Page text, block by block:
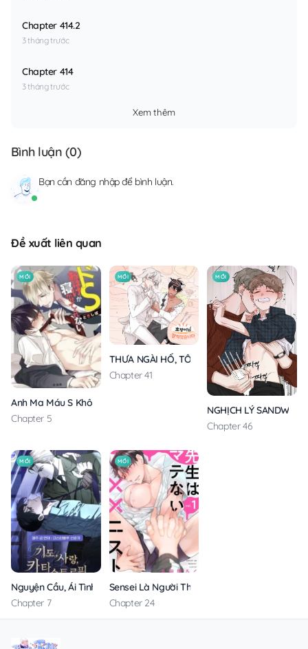
Chapter 414.2
3 tháng trước
Chapter 414
3 tháng trước
Xem thêm
Bình luận (0)
Bạn cần đăng nhậpđể bình luận.
Đề xuất liên quan
MỚI
Anh Ma Máu S Không Cho Tôi Ngủ Yên
Chapter 5
MỚI
THƯA NGÀI HỔ, TÔI ĐÃ ĂN RẤT NGON MIỆNG
Chapter 41
MỚI
NGHỊCH LÝ SANDWICH
Chapter 46
MỚI
Nguyện Cầu, Ái Tình, Tai Ương
Chapter 7
MỚI
Sensei Là Người Thích Chơi Mông
Chapter 24